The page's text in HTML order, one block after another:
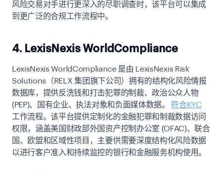
风险交易对手进行更深入的尽职调查时，该平台可以集成
到更广泛的合规工作流程中。
4. LexisNexis WorldCompliance
LexisNexis WorldCompliance 是由 LexisNexis Risk
Solutions（RELX 集团旗下公司）拥有的结构化风险情报
数据库，提供反洗钱和打击犯罪的制裁、政治公众人物
(PEP)、国有企业、执法对象和负面媒体数据。符合KYC
工作流程。该平台提供定制化的金融犯罪和制裁数据访问
权限，涵盖美国财政部外国资产控制办公室 (OFAC)、联合
国、欧盟和区域性项目，主要供需要深度结构化风险数据
以进行客户准入和持续监控的银行和金融服务机构使用。